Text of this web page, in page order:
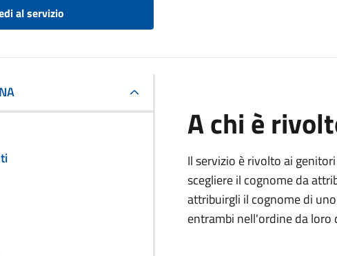
al servizio
A chi è
Il servizio è rivolto ai
scegliere il cognome da
attribuirgli il cognome di
entrambi nell'ordine da loro